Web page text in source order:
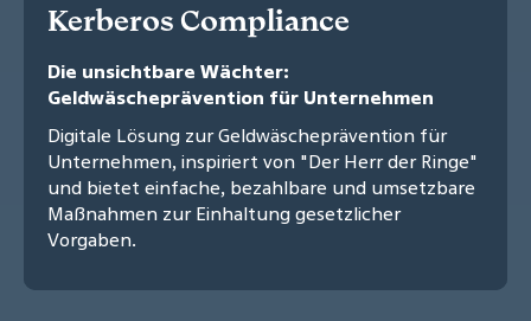
Kerberos Compliance
Die unsichtbare Wächter:
Geldwäscheprävention für Unternehmen
Digitale Lösung zur Geldwäscheprävention für
Unternehmen, inspiriert von "Der Herr der Ringe"
und bietet einfache, bezahlbare und umsetzbare
Maßnahmen zur Einhaltung gesetzlicher
Vorgaben.